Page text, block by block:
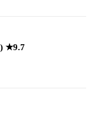
★9.7